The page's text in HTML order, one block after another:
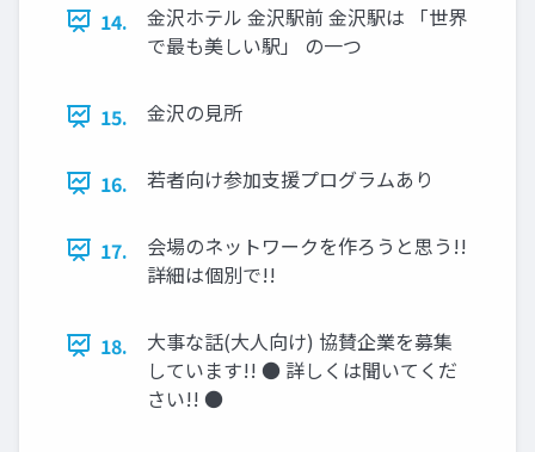
14.
金沢ホテル 金沢駅前 金沢駅は 「世界
で最も美しい駅」 の一つ
15. 金沢の見所
16. 若者向け参加支援プログラムあり
17.
会場のネットワークを作ろうと思う!!
詳細は個別で!!
18.
大事な話(大人向け) 協賛企業を募集
しています!! ● 詳しくは聞いてくだ
さい!! ●